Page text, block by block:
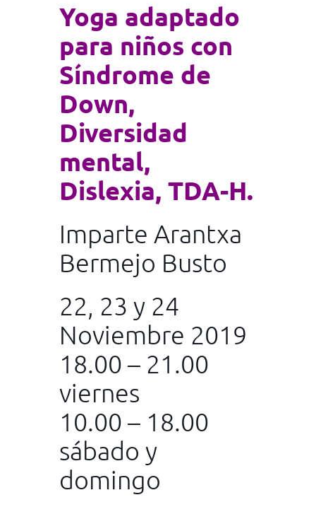
Yoga adaptado
para niños con
Síndrome de
Down,
Diversidad
mental,
Dislexia, TDA-H.
Imparte Arantxa
Bermejo Busto
22, 23 y 24
Noviembre 2019
18.00 – 21.00
viernes
10.00 – 18.00
sábado y
domingo